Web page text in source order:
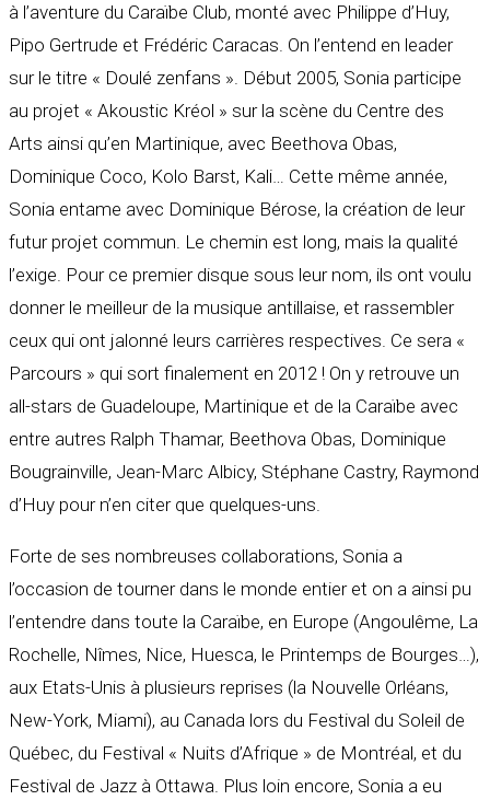
à l’aventure du Caraïbe Club, monté avec Philippe d’Huy,
Pipo Gertrude et Frédéric Caracas. On l’entend en leader
sur le titre « Doulé zenfans ». Début 2005, Sonia participe
au projet « Akoustic Kréol » sur la scène du Centre des
Arts ainsi qu’en Martinique, avec Beethova Obas,
Dominique Coco, Kolo Barst, Kali… Cette même année,
Sonia entame avec Dominique Bérose, la création de leur
futur projet commun. Le chemin est long, mais la qualité
l’exige. Pour ce premier disque sous leur nom, ils ont voulu
donner le meilleur de la musique antillaise, et rassembler
ceux qui ont jalonné leurs carrières respectives. Ce sera «
Parcours » qui sort finalement en 2012 ! On y retrouve un
all-stars de Guadeloupe, Martinique et de la Caraïbe avec
entre autres Ralph Thamar, Beethova Obas, Dominique
Bougrainville, Jean-Marc Albicy, Stéphane Castry, Raymond
d’Huy pour n’en citer que quelques-uns.
Forte de ses nombreuses collaborations, Sonia a
l’occasion de tourner dans le monde entier et on a ainsi pu
l’entendre dans toute la Caraïbe, en Europe (Angoulême, La
Rochelle, Nîmes, Nice, Huesca, le Printemps de Bourges…),
aux Etats-Unis à plusieurs reprises (la Nouvelle Orléans,
New-York, Miami), au Canada lors du Festival du Soleil de
Québec, du Festival « Nuits d’Afrique » de Montréal, et du
Festival de Jazz à Ottawa. Plus loin encore, Sonia a eu